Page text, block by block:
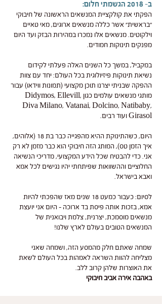
ב- 2018 הגשמתי חלום:
הפקתי את קולקציית המנשאים הראשונה של חיבוקי
"בראשית" אשר כללה מנשאים ארוגים, מאי טאיים
וילקוטים. מנשאים אלו נמכרו במהירות הבזק ועד היום
מפנקים תינוקות חמודים.
במקביל, במשך כל השנים האלה פעלתי לקידום
נשיאת תינוקות פיזיולוגית בכל העולם: יחד עם צוות
ההפקה שבניתי יצרנו תוכן מקצועי (תמונות ווידאו) עבור
מותגי מנשאים עולמים כגון Didymos, Ellevill,
Diva Milano, Vatanai, Dolcino, Natibaby,
Girasol ועוד רבים.
היום, כשהתינוקת ההיא מהפגייה כבר בת 18 (אלוהים,
איך הזמן טס), המותג הזה חיבוקי הוא כבר מזמן לא רק
אני. כדי להבטיח שכל הידע המקצועי, מדריכי הנשיאה
החלוציים וההשוואות שפיתחתי יהיו נגישים לכל אמא
ואבא בישראל.
לסיום: כעבור כמעט 18 שנים מאז שהפכתי להיות
אמא, בזכות אותה פיסת בד ארוכה - היום אני יועצת
מנשאים מוסמכת, יצרנית, צלמת ויבואנית של
המנשאים הטובים בעולם לארץ שלנו!
שמחה שאתם חלק מהמסע הזה, ושמחה שאני
מצליחה להוות השראה לאמהות בכל העולם לשאת
את האוצרות שלהן קרוב ללב.
באהבה אירה אביב חיבוקי